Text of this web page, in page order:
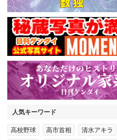
人気キーワード
高校野球 高市首相 清水アキラ